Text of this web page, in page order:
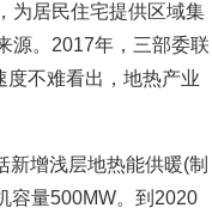
为居民住宅提供区域集
源。2017年，三部委联
度不难看出，地热产业
新增浅层地热能供暖(制
容量500MW。到2020